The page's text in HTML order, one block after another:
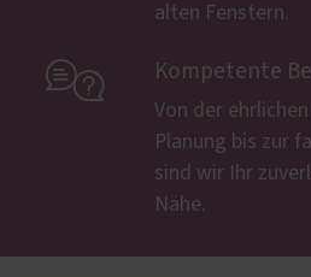
alten Fenstern.
 Kompetente
Von der
Planung bis zur
sind wir Ihr
Nähe.